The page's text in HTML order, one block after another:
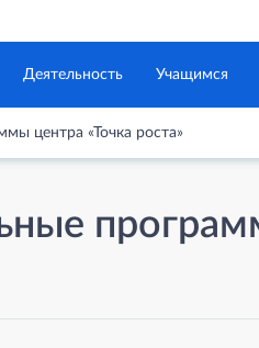
Деятельность Учащимся
центра «Точка роста»